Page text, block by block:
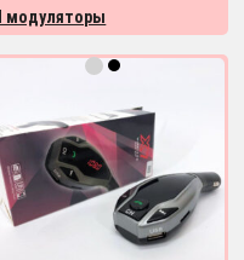
модуляторы